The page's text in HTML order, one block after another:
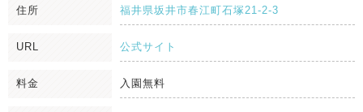
住所 福井県坂井市春江町石塚21-2-3
URL 公式サイト
料金 入園無料